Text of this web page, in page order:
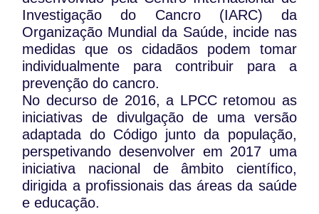
Investigação do Cancro (IARC) da
Organização Mundial da Saúde, incide nas
medidas que os cidadãos podem tomar
individualmente para contribuir para a
prevenção do cancro.
No decurso de 2016, a LPCC retomou as
iniciativas de divulgação de uma versão
adaptada do Código junto da população,
perspetivando desenvolver em 2017 uma
iniciativa nacional de âmbito científico,
dirigida a profissionais das áreas da saúde
e educação.